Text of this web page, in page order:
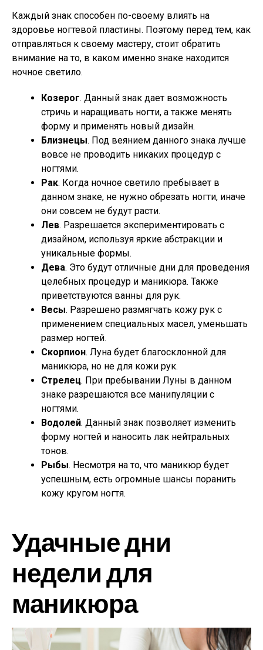
Каждый знак способен по-своему влиять на
здоровье ногтевой пластины. Поэтому перед тем, как
отправляться к своему мастеру, стоит обратить
внимание на то, в каком именно знаке находится
ночное светило.
Козерог. Данный знак дает возможность
стричь и наращивать ногти, а также менять
форму и применять новый дизайн.
Близнецы. Под веянием данного знака лучше
вовсе не проводить никаких процедур с
ногтями.
Рак. Когда ночное светило пребывает в
данном знаке, не нужно обрезать ногти, иначе
они совсем не будут расти.
Лев. Разрешается экспериментировать с
дизайном, используя яркие абстракции и
уникальные формы.
Дева. Это будут отличные дни для проведения
целебных процедур и маникюра. Также
приветствуются ванны для рук.
Весы. Разрешено размягчать кожу рук с
применением специальных масел, уменьшать
размер ногтей.
Скорпион. Луна будет благосклонной для
маникюра, но не для кожи рук.
Стрелец. При пребывании Луны в данном
знаке разрешаются все манипуляции с
ногтями.
Водолей. Данный знак позволяет изменить
форму ногтей и наносить лак нейтральных
тонов.
Рыбы. Несмотря на то, что маникюр будет
успешным, есть огромные шансы поранить
кожу кругом ногтя.
Удачные дни
недели для
маникюра